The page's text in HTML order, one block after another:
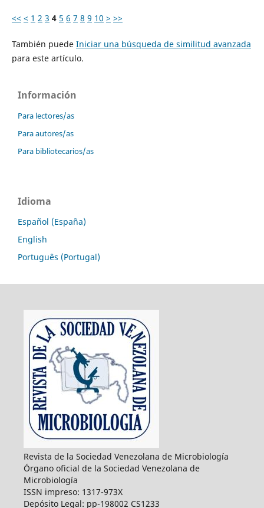
<< < 1 2 3 4 5 6 7 8 9 10 > >>
También puede Iniciar una búsqueda de similitud avanzada
para este artículo.
Información
Para lectores/as
Para autores/as
Para bibliotecarios/as
Idioma
Español (España)
English
Português (Portugal)
Revista de la Sociedad Venezolana de Microbiología
Órgano oficial de la Sociedad Venezolana de
Microbiología
ISSN impreso: 1317-973X
Depósito Legal: pp-198002 CS1233